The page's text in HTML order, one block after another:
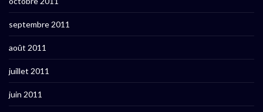
septembre 2011
août 2011
juillet 2011
juin 2011